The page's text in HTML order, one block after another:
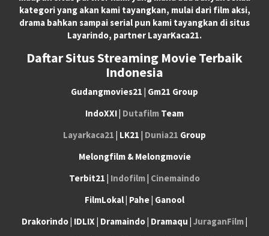
kategori yang akan kami tayangkan, mulai dari film aksi,
drama bahkan sampai serial pun kami tayangkan di situs
Layarindo, partner LayarKaca21.
Daftar Situs Streaming Movie Terbaik
Indonesia
Gudangmovies21 | Gm21 Group
IndoXXI | Dutafilm Team
Layarkaca21 | LK21 | Dunia21 Group
Melongfilm & Melongmovie
Terbit21 | Indofilm| Cinemaindo
FilmLokal | Pahe | Ganool
Drakorindo | IDLIX | Dramaindo | Dramaqu | JuraganFilm|